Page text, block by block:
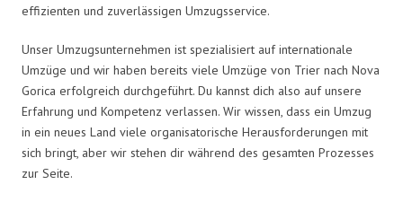
effizienten und zuverlässigen Umzugsservice.
Unser Umzugsunternehmen ist spezialisiert auf internationale
Umzüge und wir haben bereits viele Umzüge von Trier nach Nova
Gorica erfolgreich durchgeführt. Du kannst dich also auf unsere
Erfahrung und Kompetenz verlassen. Wir wissen, dass ein Umzug
in ein neues Land viele organisatorische Herausforderungen mit
sich bringt, aber wir stehen dir während des gesamten Prozesses
zur Seite.